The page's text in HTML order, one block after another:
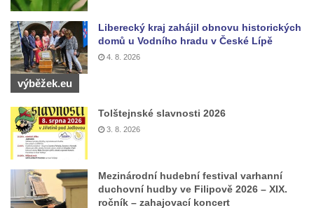
Kenotaf Miloslava Švice na hřbitově v Lužci
nad Vltavou
Hrob Václava Kufnera na hřbitově v Lužci
nad Vltavou
Pomník vojákům Rudé armády na hřbitově
Pomník Ladislava Sedláčka a Karla Pelce u
silnice severně od Lužce nad Vltavou
Hrobčicích
Liberecký kraj zahájil obnovu historických
domů u Vodního hradu v České Lípě
4. 8. 2026
výběžek.eu
Tolštejnské slavnosti 2026
3. 8. 2026
Mezinárodní hudební festival varhanní
duchovní hudby ve Filipově 2026 – XIX.
ročník – zahajovací koncert